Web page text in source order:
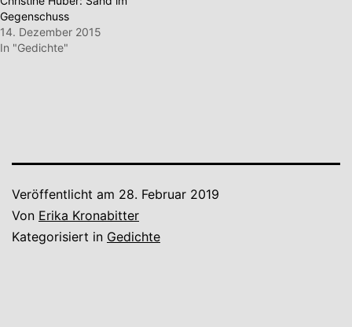
Gegenschuss
14. Dezember 2015
In "Gedichte"
Veröffentlicht am 28. Februar 2019
Von Erika Kronabitter
Kategorisiert in Gedichte